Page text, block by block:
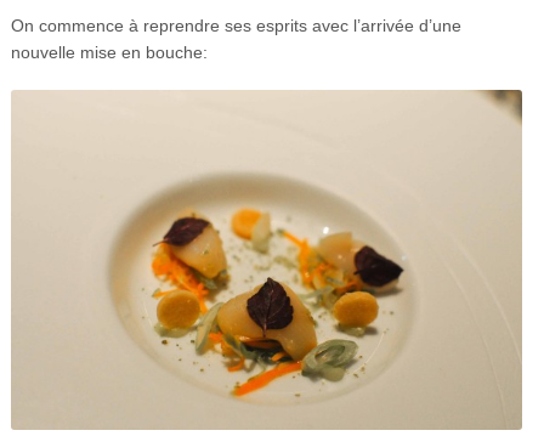
On commence à reprendre ses esprits avec l’arrivée d’une
nouvelle mise en bouche: